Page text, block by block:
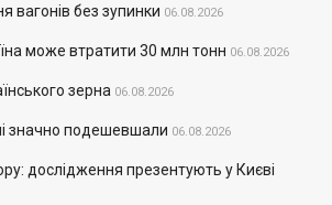
вагонів без зупинки 06.08.2026
може втратити 30 млн тонн 06.08.2026
зерна 06.08.2026
значно подешевшали 06.08.2026
дослідження презентують у Києві